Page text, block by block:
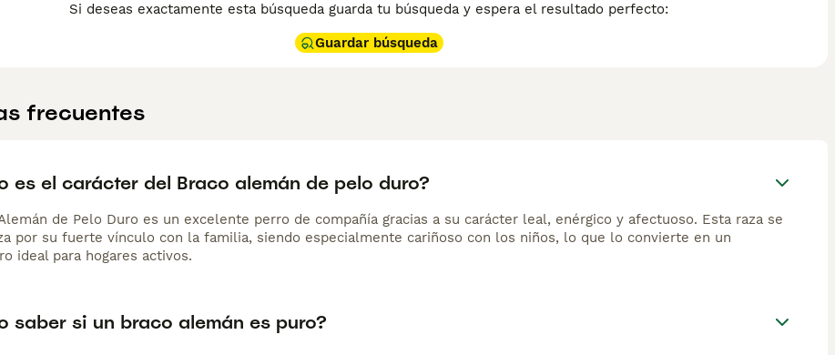
Si deseas exactamente esta búsqueda guarda tu búsqueda y espera el resultado perfecto:
Guardar búsqueda
frecuentes
es el carácter del Braco alemán de pelo duro?
de Pelo Duro es un excelente perro de compañía gracias a su carácter leal, enérgico y afectuoso. Esta raza se
por su fuerte vínculo con la familia, siendo especialmente cariñoso con los niños, lo que lo convierte en un
ideal para hogares activos.
saber si un braco alemán es puro?